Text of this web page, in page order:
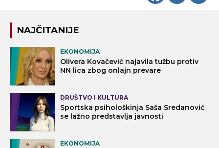
NAJČITANIJE
EKONOMIJA
Olivera Kovačević najavila tužbu protiv
NN lica zbog onlajn prevare
DRUŠTVO I KULTURA
Sportska psihološkinja Saša Sredanović
se lažno predstavlja javnosti
EKONOMIJA